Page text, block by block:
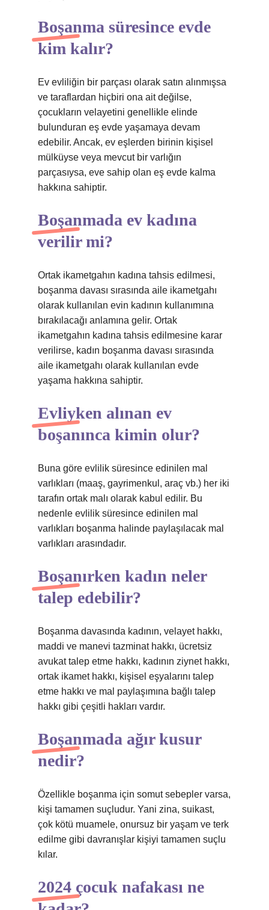
Boşanma süresince evde
kim kalır?
Ev evliliğin bir parçası olarak satın alınmışsa
ve taraflardan hiçbiri ona ait değilse,
çocukların velayetini genellikle elinde
bulunduran eş evde yaşamaya devam
edebilir. Ancak, ev eşlerden birinin kişisel
mülküyse veya mevcut bir varlığın
parçasıysa, eve sahip olan eş evde kalma
hakkına sahiptir.
Boşanmada ev kadına
verilir mi?
Ortak ikametgahın kadına tahsis edilmesi,
boşanma davası sırasında aile ikametgahı
olarak kullanılan evin kadının kullanımına
bırakılacağı anlamına gelir. Ortak
ikametgahın kadına tahsis edilmesine karar
verilirse, kadın boşanma davası sırasında
aile ikametgahı olarak kullanılan evde
yaşama hakkına sahiptir.
Evliyken alınan ev
boşanınca kimin olur?
Buna göre evlilik süresince edinilen mal
varlıkları (maaş, gayrimenkul, araç vb.) her iki
tarafın ortak malı olarak kabul edilir. Bu
nedenle evlilik süresince edinilen mal
varlıkları boşanma halinde paylaşılacak mal
varlıkları arasındadır.
Boşanırken kadın neler
talep edebilir?
Boşanma davasında kadının, velayet hakkı,
maddi ve manevi tazminat hakkı, ücretsiz
avukat talep etme hakkı, kadının ziynet hakkı,
ortak ikamet hakkı, kişisel eşyalarını talep
etme hakkı ve mal paylaşımına bağlı talep
hakkı gibi çeşitli hakları vardır.
Boşanmada ağır kusur
nedir?
Özellikle boşanma için somut sebepler varsa,
kişi tamamen suçludur. Yani zina, suikast,
çok kötü muamele, onursuz bir yaşam ve terk
edilme gibi davranışlar kişiyi tamamen suçlu
kılar.
2024 çocuk nafakası ne